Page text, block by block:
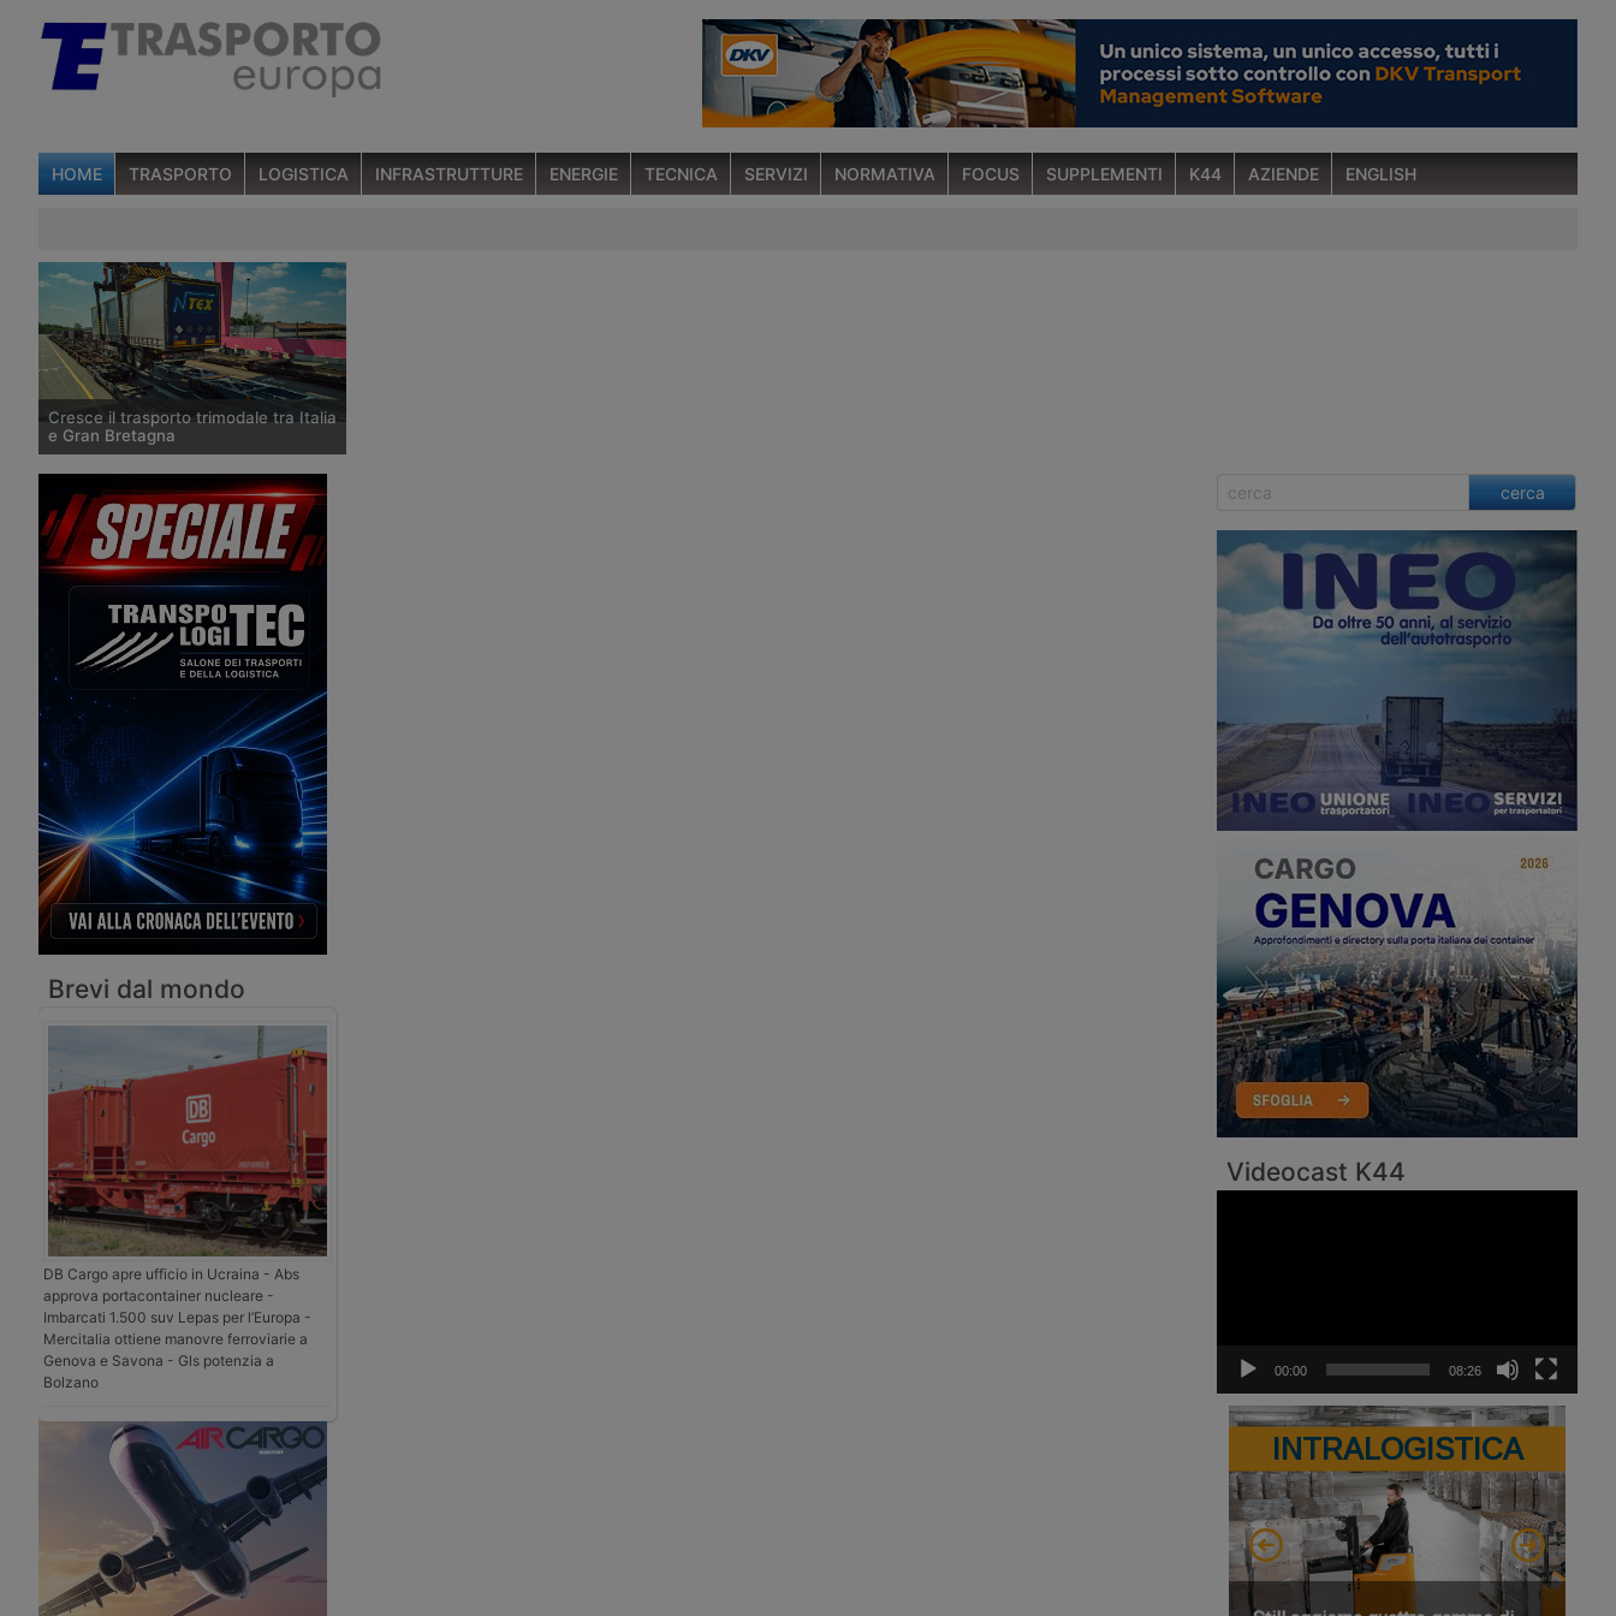
HOME TRASPORTO LOGISTICA INFRASTRUTTURE ENERGIE TECNICA SERVIZI NORMATIVA FOCUS SUPPLEMENTI K44 AZIENDE ENGLISH
Cresce il trasporto trimodale tra Italia
e Gran Bretagna
La società logistica Ntex ha potenziato
il trasporto trimodale tra Italia e Gran
Bretagna, che comprende strada,
rotaia e nave, grazie alla collaborazione
con Stena Line e Hannibal.
Brevi dal mondo
DB Cargo apre ufficio in Ucraina - Abs
approva portacontainer nucleare -
Imbarcati 1.500 suv Lepas per l’Europa -
Mercitalia ottiene manovre ferroviarie a
Genova e Savona - Gls potenzia a
Bolzano
cerca
Videocast K44
00:00 08:26
INTRALOGISTICA